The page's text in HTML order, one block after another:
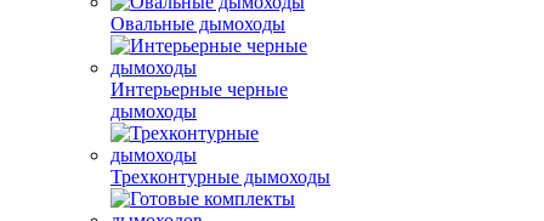
Овальные дымоходы
Интерьерные черные
дымоходы
Трехконтурные дымоходы